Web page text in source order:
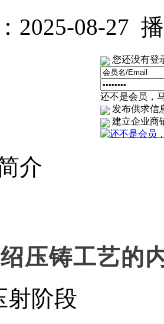
2025-08-27
您还没有登
还不是会员，
发布供求信
建立企业商
介
压铸工艺的
射阶段